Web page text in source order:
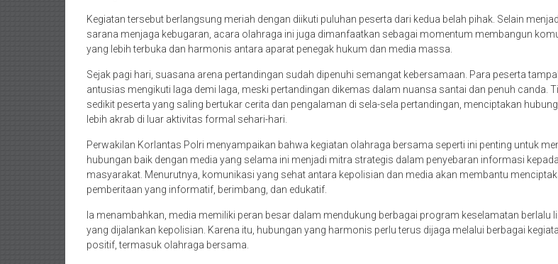
Kegiatan tersebut berlangsung meriah dengan diikuti puluhan peserta dari kedua belah pihak. Selain
sarana menjaga kebugaran, acara olahraga ini juga dimanfaatkan sebagai momentum membangun
yang lebih terbuka dan harmonis antara aparat penegak hukum dan media massa.
Sejak pagi hari, suasana arena pertandingan sudah dipenuhi semangat kebersamaan. Para peserta
antusias mengikuti laga demi laga, meski pertandingan dikemas dalam nuansa santai dan penuh canda.
sedikit peserta yang saling bertukar cerita dan pengalaman di sela-sela pertandingan, menciptakan
lebih akrab di luar aktivitas formal sehari-hari.
Perwakilan Korlantas Polri menyampaikan bahwa kegiatan olahraga bersama seperti ini penting untuk
hubungan baik dengan media yang selama ini menjadi mitra strategis dalam penyebaran informasi kepada
masyarakat. Menurutnya, komunikasi yang sehat antara kepolisian dan media akan membantu
pemberitaan yang informatif, berimbang, dan edukatif.
Ia menambahkan, media memiliki peran besar dalam mendukung berbagai program keselamatan berlalu
yang dijalankan kepolisian. Karena itu, hubungan yang harmonis perlu terus dijaga melalui berbagai
positif, termasuk olahraga bersama.